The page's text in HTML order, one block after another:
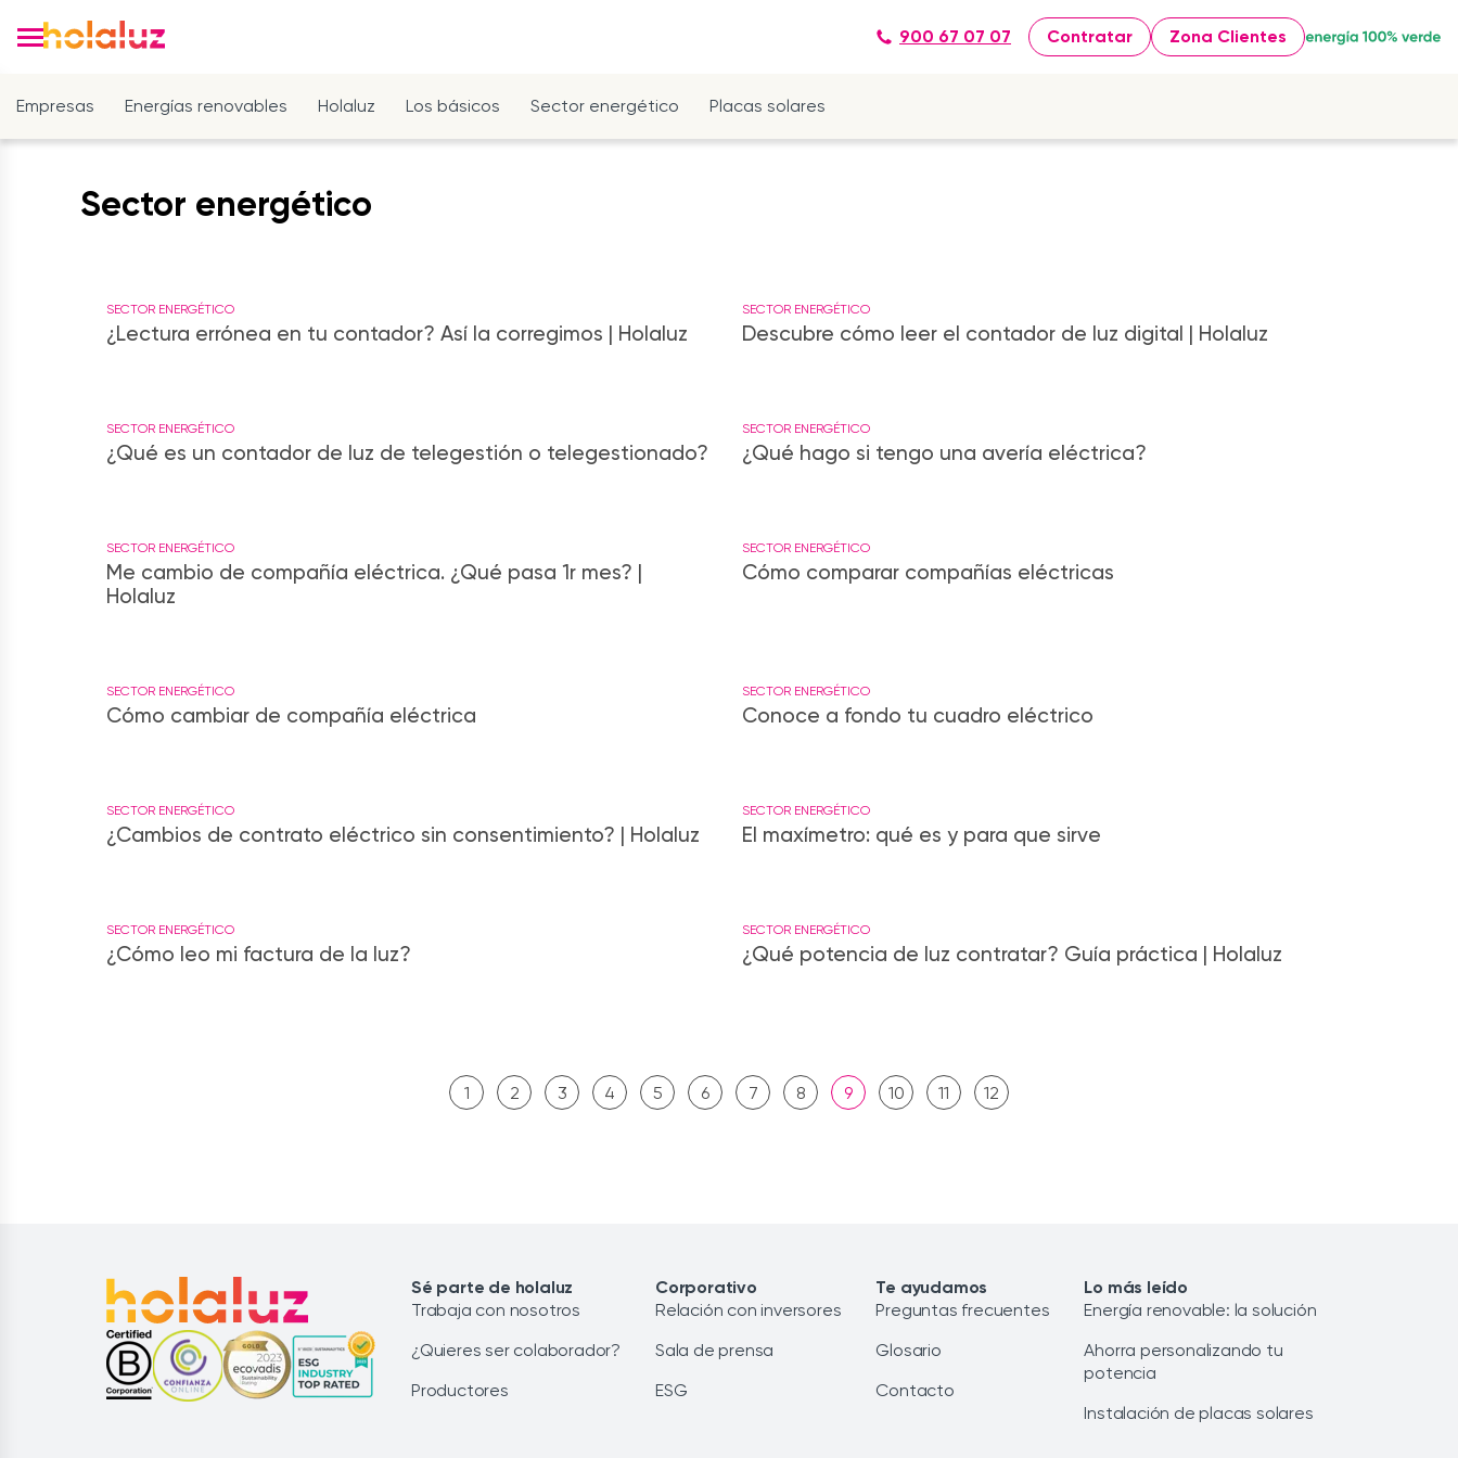
900 67 07 07 Contratar Zona Clientes
Empresas Energías renovables Holaluz Los básicos Sector energético Placas solares
Sector energético
SECTOR ENERGÉTICO
¿Lectura errónea en tu contador? Así la corregimos | Holaluz
SECTOR ENERGÉTICO
Descubre cómo leer el contador de luz digital | Holaluz
SECTOR ENERGÉTICO
¿Qué es un contador de luz de telegestión o telegestionado?
SECTOR ENERGÉTICO
¿Qué hago si tengo una avería eléctrica?
SECTOR ENERGÉTICO
Me cambio de compañía eléctrica. ¿Qué pasa 1r mes? |
Holaluz
SECTOR ENERGÉTICO
Cómo comparar compañías eléctricas
SECTOR ENERGÉTICO
Cómo cambiar de compañía eléctrica
SECTOR ENERGÉTICO
Conoce a fondo tu cuadro eléctrico
SECTOR ENERGÉTICO
¿Cambios de contrato eléctrico sin consentimiento? | Holaluz
SECTOR ENERGÉTICO
El maxímetro: qué es y para que sirve
SECTOR ENERGÉTICO
¿Cómo leo mi factura de la luz?
SECTOR ENERGÉTICO
¿Qué potencia de luz contratar? Guía práctica | Holaluz
1 2 3 4 5 6 7 8 9 10 11 12
Sé parte de holaluz
Trabaja con nosotros
¿Quieres ser colaborador?
Productores
Corporativo
Relación con inversores
Sala de prensa
ESG
Te ayudamos
Preguntas frecuentes
Glosario
Contacto
Lo más leído
Energía renovable: la solución
Ahorra personalizando tu
potencia
Instalación de placas solares